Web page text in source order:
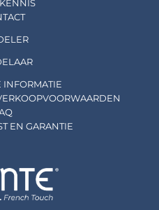
INFORMATIE
EN GARANTIE